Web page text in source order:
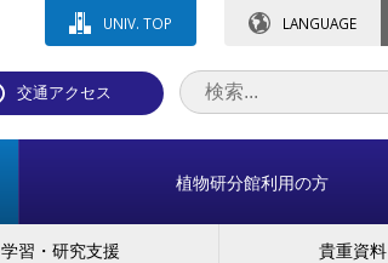
UNIV. TOP LANGUAGE
交通アクセス
植物研分館利用の方
学習・研究支援 貴重資料